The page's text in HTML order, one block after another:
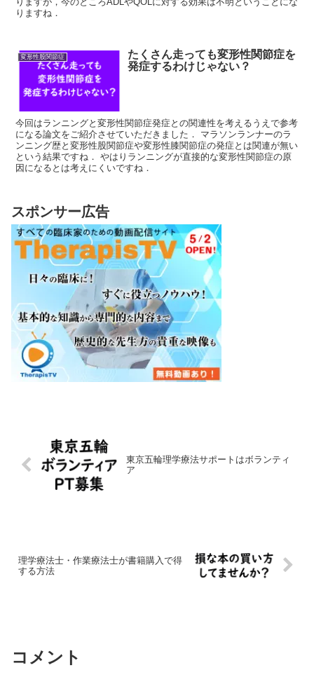
りますね．
変形性股関節症
たくさん走っても変形性関節症を
発症するわけじゃない？
今回はランニングと変形性関節症発症との関連性を考えるうえで参考
になる論文をご紹介させていただきました． マラソンランナーのラ
ンニング歴と変形性股関節症や変形性膝関節症の発症とは関連が無い
という結果ですね． やはりランニングが直接的な変形性関節症の原
因になるとは考えにくいですね．
スポンサー広告
東京五輪理学療法サポートはボランティ
ア
理学療法士・作業療法士が書籍購入で得
する方法
コメント